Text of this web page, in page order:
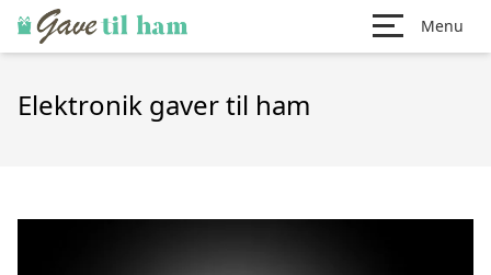
Menu
Elektronik gaver til ham